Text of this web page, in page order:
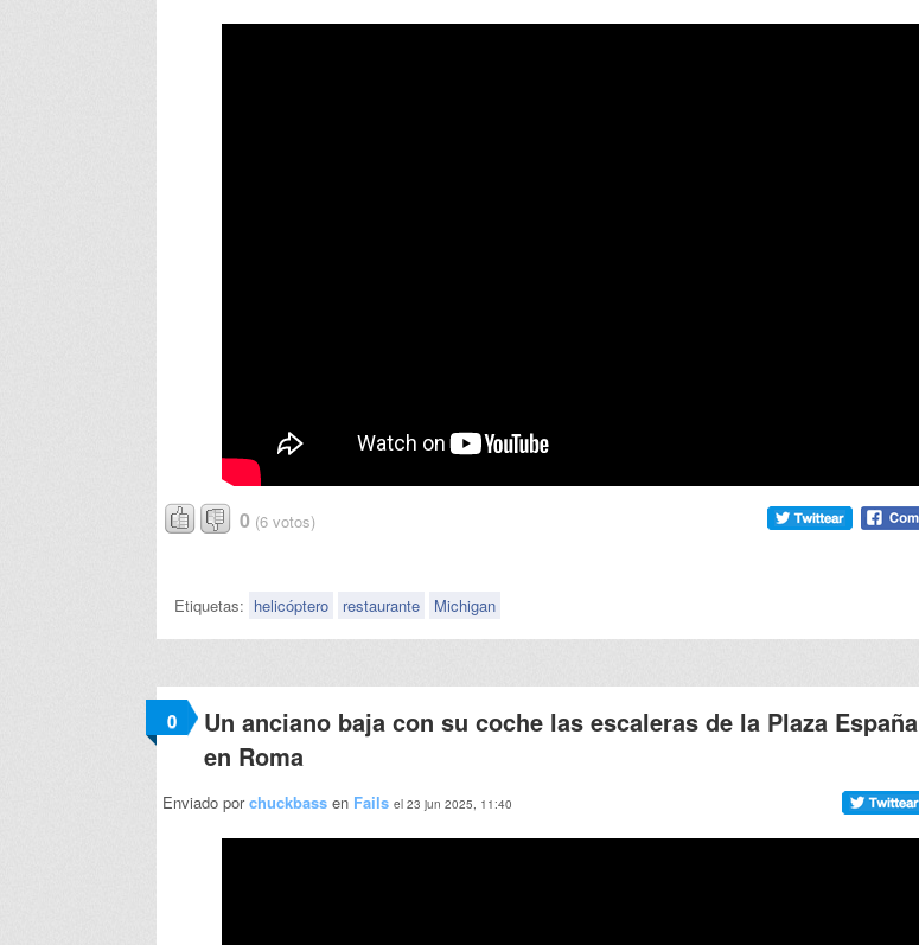
0 (6 votos)
Etiquetas: helicóptero restaurante Michigan
0
Un anciano baja con su coche las escaleras de la Plaza España
en Roma
Enviado porchuckbass en Fails el 23 jun 2025, 11:40